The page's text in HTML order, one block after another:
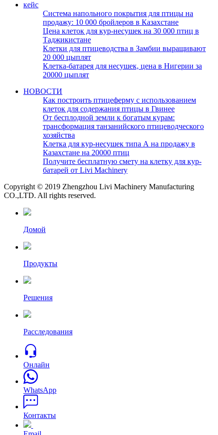
кейс
Система напольного покрытия для птицы на
продажу: 10 000 бройлеров в Казахстане
Цена клеток для кур-несушек на 30 000 птиц в
Таджикистане
Клетки для птицеводства в Замбии выращивают
20 000 цыплят
Клетка-батарея для несушек, цена в Нигерии за
20000 цыплят
НОВОСТИ
Как построить птицеферму с использованием
клеток для содержания птицы в Гвинее
От бесплодной земли к богатым курам:
трансформация танзанийского птицеводческого
хозяйства
Клетка для кур-несушек типа А на продажу в
Казахстане на 20000 птиц
Получите бесплатную смету на клетку для кур-
батарей от Livi Machinery
Copyright © 2019 Zhengzhou Livi Machinery Manufacturing
CO.,LTD. All rights reserved.
Домой
Продукты
Решения
Расследования
Онлайн
WhatsApp
Контакты